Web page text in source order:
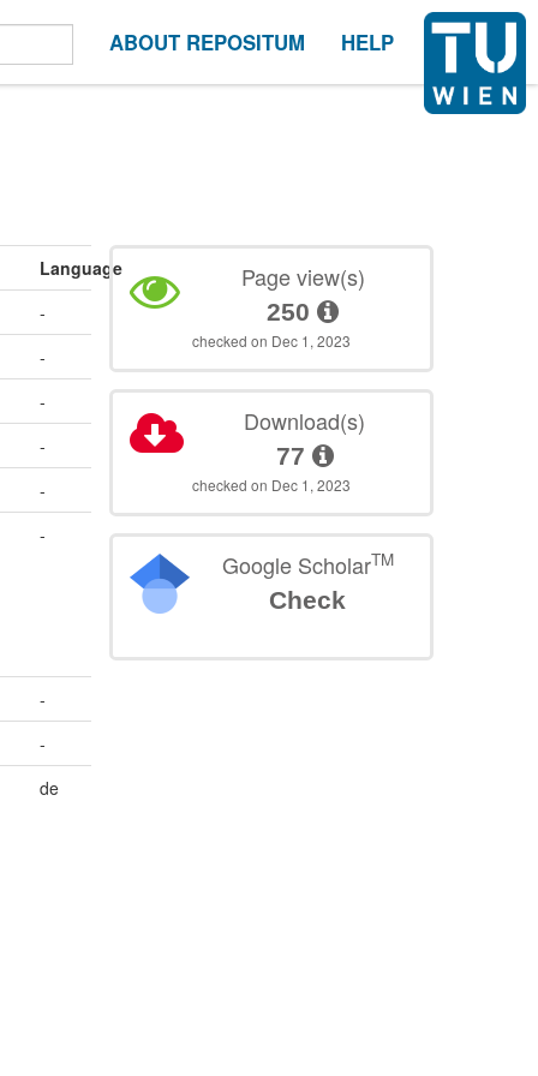
ABOUT REPOSITUM HELP
Language
-
-
-
-
-
-
-
-
de
Page view(s)
250
checked on Dec 1, 2023
Download(s)
77
checked on Dec 1, 2023
Google ScholarTM
Check